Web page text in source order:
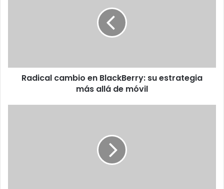
de
móvilRadical cambio en BlackBerry: su estrategia
más allá de móvil